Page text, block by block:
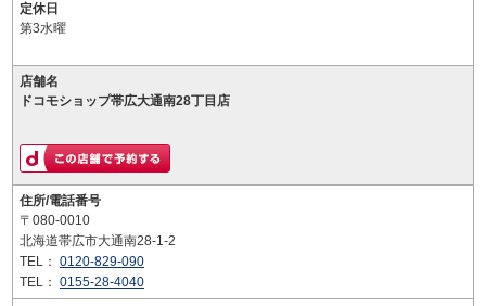
定休日
第3水曜
店舗名
ドコモショップ帯広大通南28丁目店
住所/電話番号
〒080-0010
北海道帯広市大通南28-1-2
TEL： 0120-829-090
TEL： 0155-28-4040